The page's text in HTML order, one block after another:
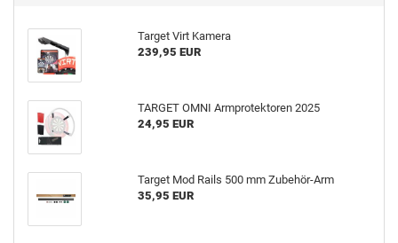
Tar­get Virt Ka­me­ra
239,95 EUR
TAR­GET OMNI Arm­pro­tek­to­ren 2025
24,95 EUR
Tar­get Mod Rails 500 mm Zubehör-​Arm
35,95 EUR